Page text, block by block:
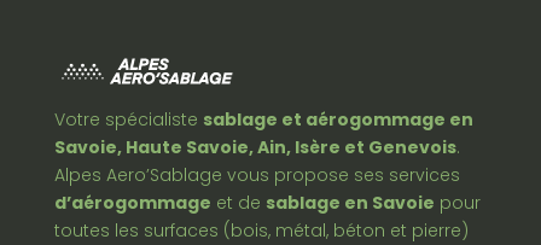
Votre spécialiste sablage et aérogommage en
Savoie, Haute Savoie, Ain, Isère et Genevois.
Alpes Aero’Sablage vous propose ses services
d’aérogommage et de sablage en Savoie pour
toutes les surfaces (bois, métal, béton et pierre)